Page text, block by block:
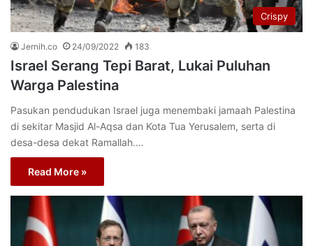
Crispy
Jernih.co 24/09/2022 183
Israel Serang Tepi Barat, Lukai Puluhan
Warga Palestina
Pasukan pendudukan Israel juga menembaki jamaah Palestina
di sekitar Masjid Al-Aqsa dan Kota Tua Yerusalem, serta di
desa-desa dekat Ramallah.…
Read More »